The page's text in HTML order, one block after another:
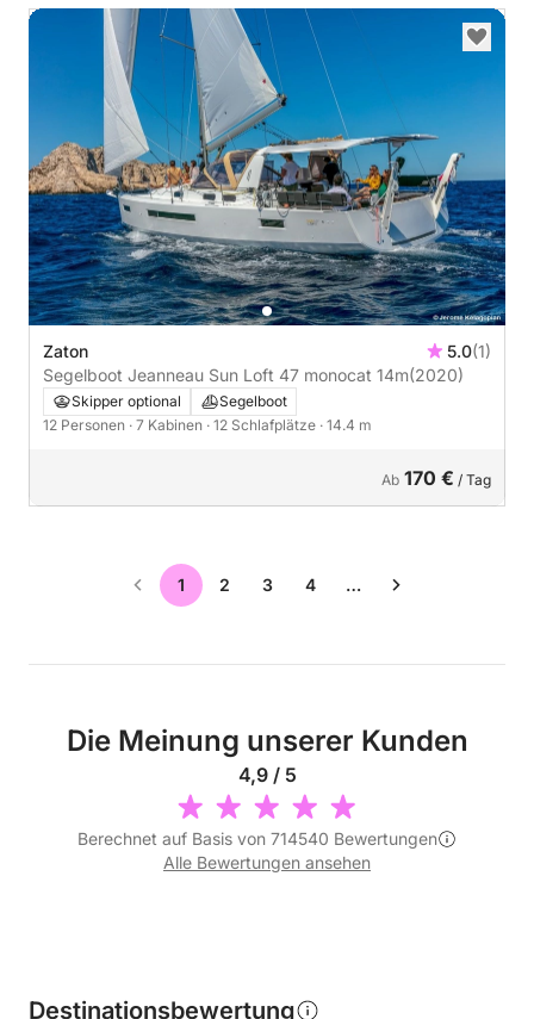
Zaton 5.0(1)
Segelboot Jeanneau Sun Loft 47 monocat 14m(2020)
Skipper optional
Segelboot
12 Personen · 7 Kabinen · 12 Schlafplätze · 14.4 m
Ab 170 € / Tag
1 2 3 4 …
Die Meinung unserer Kunden
4,9 / 5
Berechnet auf Basis von 714540 Bewertungen
Alle Bewertungen ansehen
Destinationsbewertung